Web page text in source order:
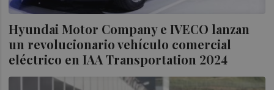
Hyundai Motor Company e IVECO lanzan
un revolucionario vehículo comercial
eléctrico en IAA Transportation 2024